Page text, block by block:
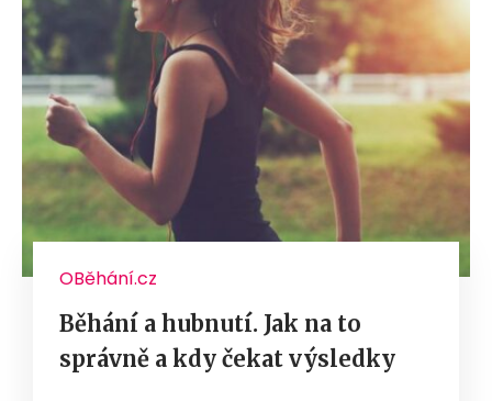
OBěhání.cz
Běhání a hubnutí. Jak na to
správně a kdy čekat výsledky